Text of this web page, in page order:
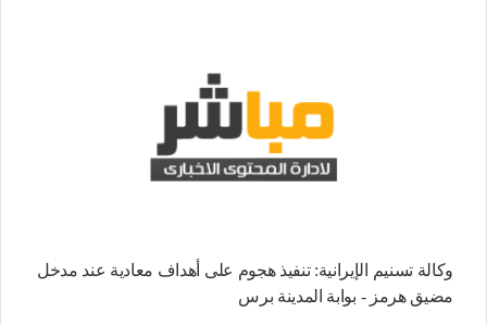
وكالة تسنيم الإيرانية: تنفيذ هجوم على أهداف معادية عند مدخل
مضيق هرمز - بوابة المدينة برس